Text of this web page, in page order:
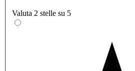
Valuta 2 stelle su 5